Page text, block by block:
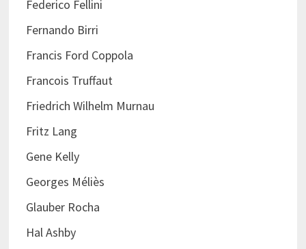
Federico Fellini
Fernando Birri
Francis Ford Coppola
Francois Truffaut
Friedrich Wilhelm Murnau
Fritz Lang
Gene Kelly
Georges Méliès
Glauber Rocha
Hal Ashby